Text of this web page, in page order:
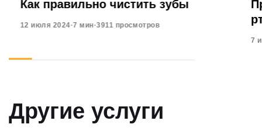
Как правильно чистить зубы
12 июля 2024·7 мин·3911 просмотров
7
Другие услуги